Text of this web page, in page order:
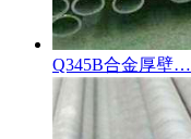
Q345B合金厚壁…